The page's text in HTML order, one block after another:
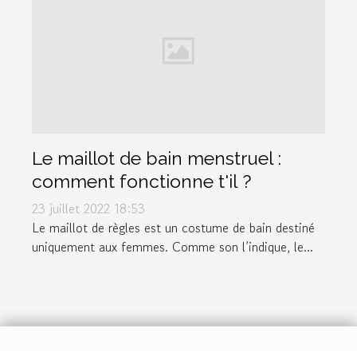
Le maillot de bain menstruel :
comment fonctionne t'il ?
23 juillet 2022 18:53
Le maillot de règles est un costume de bain destiné
uniquement aux femmes. Comme son l’indique, le...